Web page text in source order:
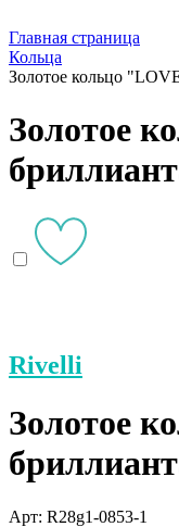
Главная страница
Кольца
Золотое кольцо
Золотое
Rivelli
Золотое
Арт: R28g1-0853-1